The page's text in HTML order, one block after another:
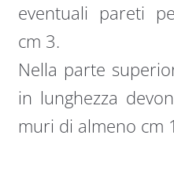
eventuali pareti
cm 3.
Nella parte
in lunghezza
muri di almeno cm